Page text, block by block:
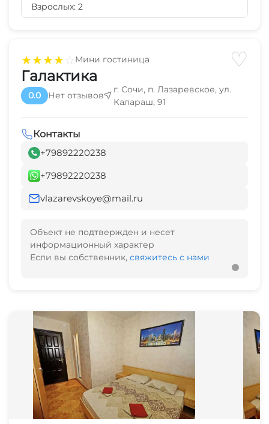
★★★★☆Мини гостиница ♡
Галактика
0.0 Нет отзывов
г. Сочи, п. Лазаревское, ул.
Калараш, 91
Контакты
+79892220238
+79892220238
vlazarevskoye@mail.ru
Объект не подтвержден и несет
информационный характер
Если вы собственник, свяжитесь с нами
Взрослых: 2